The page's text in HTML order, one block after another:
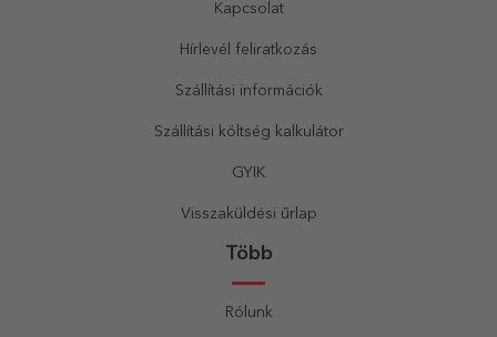
Kapcsolat
Hírlevél feliratkozás
Szállítási információk
Szállítási költség kalkulátor
GYIK
Visszaküldési űrlap
Több
Rólunk